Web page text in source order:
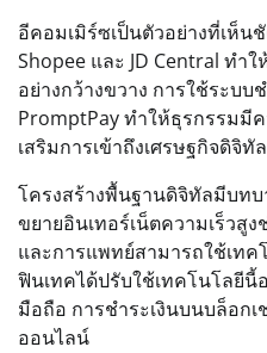
อีคอมเมิร์ซเป็นตัวอย่างที่เห็น
Shopee และ JD Central ทำ
อย่างกว้างขวาง การใช้ระบบ
PromptPay ทำให้ธุรกรรมมี
เสริมการเข้าถึงเศรษฐกิจดิจิทัล
โครงสร้างพื้นฐานดิจิทัลมีบท
ขยายอินเทอร์เน็ตความเร็วสู
และการแพทย์สามารถใช้เท
ฟินเทคได้ปรับใช้เทคโนโลยีนี้
มือถือ การชำระเงินบนบล็อก
ออนไลน์